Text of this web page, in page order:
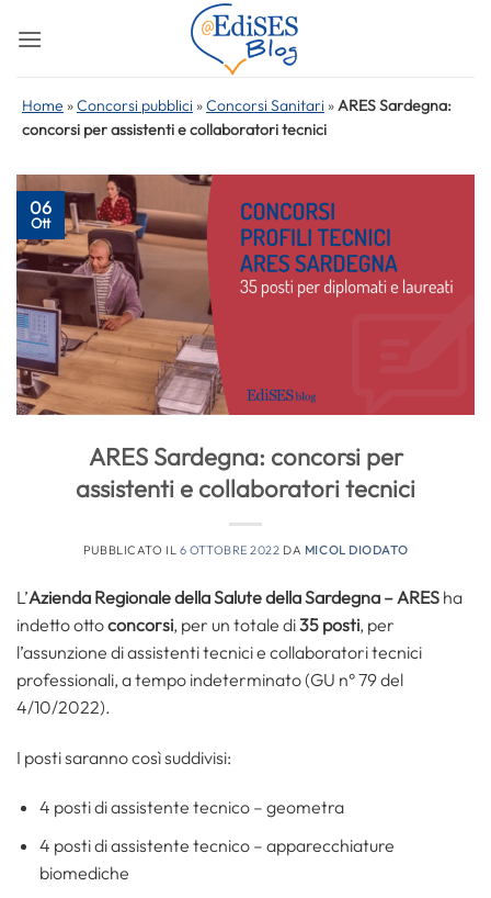
Home »Concorsi pubblici »Concorsi Sanitari »ARES Sardegna:
concorsi per assistenti e collaboratori tecnici
06
Ott
ARES Sardegna: concorsi per
assistenti e collaboratori tecnici
PUBBLICATO IL 6 OTTOBRE 2022 DA MICOL DIODATO
L’Azienda Regionale della Salute della Sardegna – ARES ha
indetto ottoconcorsi, per un totale di35 posti, per
l’assunzione di assistenti tecnici e collaboratori tecnici
professionali, a tempo indeterminato (GU n° 79 del
4/10/2022).
I posti saranno così suddivisi:
4 posti di assistente tecnico – geometra
4 posti di assistente tecnico – apparecchiature
biomediche